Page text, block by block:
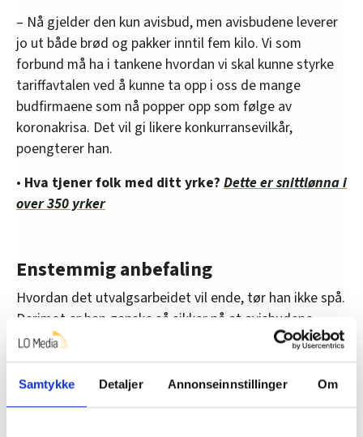
Samtykke Detaljer Annonseinnstillinger Om
– Nå gjelder den kun avisbud, men avisbudene leverer
jo ut både brød og pakker inntil fem kilo. Vi som
forbund må ha i tankene hvordan vi skal kunne styrke
tariffavtalen ved å kunne ta opp i oss de mange
budfirmaene som nå popper opp som følge av
koronakrisa. Det vil gi likere konkurransevilkår,
poengterer han.
• Hva tjener folk med ditt yrke? Dette er snittlønna i
over 350 yrker
Enstemmig anbefaling
Hvordan det utvalgsarbeidet vil ende, tør han ikke spå.
Derimot er han ganske så sikker på at avisbudene
kommer til å stemme ja til meklingsresultatet i
uravstemningen.
– Det er klart at på noen områder krevde vi mer enn